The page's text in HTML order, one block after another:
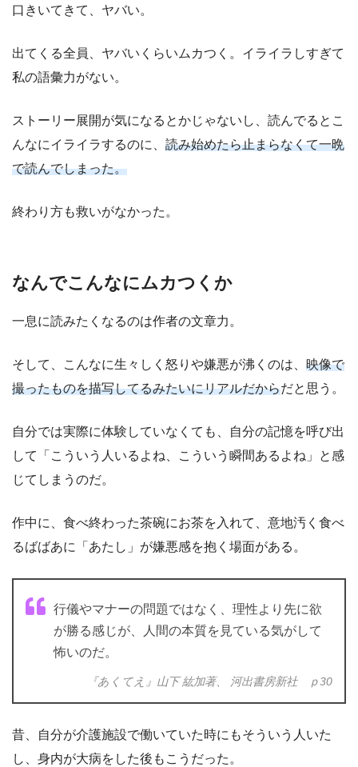
口きいてきて、ヤバい。
出てくる全員、ヤバいくらいムカつく。イライラしすぎて
私の語彙力がない。
ストーリー展開が気になるとかじゃないし、読んでるとこ
んなにイライラするのに、 読み始めたら止まらなくて一晩
で読んでしまった。
終わり方も救いがなかった。
なんでこんなにムカつくか
一息に読みたくなるのは作者の文章力。
そして、こんなに生々しく怒りや嫌悪が沸くのは、 映像で
撮ったものを描写してるみたいにリアルだからだと思う。
自分では実際に体験していなくても、自分の記憶を呼び出
して「こういう人いるよね、こういう瞬間あるよね」と感
じてしまうのだ。
作中に、食べ終わった茶碗にお茶を入れて、意地汚く食べ
るばばあに「あたし」が嫌悪感を抱く場面がある。
行儀やマナーの問題ではなく、理性より先に欲
が勝る感じが、人間の本質を見ている気がして
怖いのだ。
『あくてえ』山下 紘加著、 河出書房新社 ｐ30
昔、自分が介護施設で働いていた時にもそういう人いた
し、身内が大病をした後もこうだった。